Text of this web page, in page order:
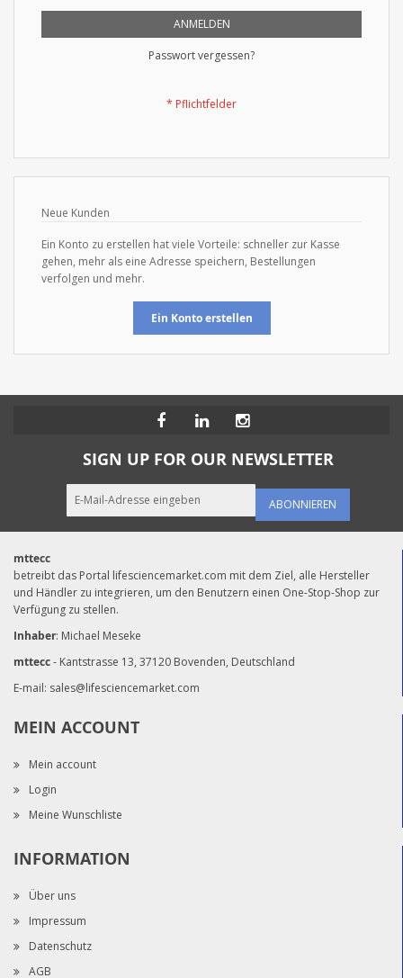
ANMELDEN
Passwort vergessen?
Neue Kunden
Ein Konto zu erstellen hat viele Vorteile: schneller zur Kasse
gehen, mehr als eine Adresse speichern, Bestellungen
verfolgen und mehr.
Ein Konto erstellen
SIGN UP FOR OUR NEWSLETTER
ABONNIEREN
mttecc
betreibt das Portal lifesciencemarket.com mit dem Ziel, alle Hersteller
und Händler zu integrieren, um den Benutzern einen One-Stop-Shop zur
Verfügung zu stellen.
Inhaber: Michael Meseke
mttecc- Kantstrasse 13, 37120 Bovenden, Deutschland
E-mail: sales@lifesciencemarket.com
MEIN ACCOUNT
Mein account
Login
Meine Wunschliste
INFORMATION
Über uns
Impressum
Datenschutz
AGB